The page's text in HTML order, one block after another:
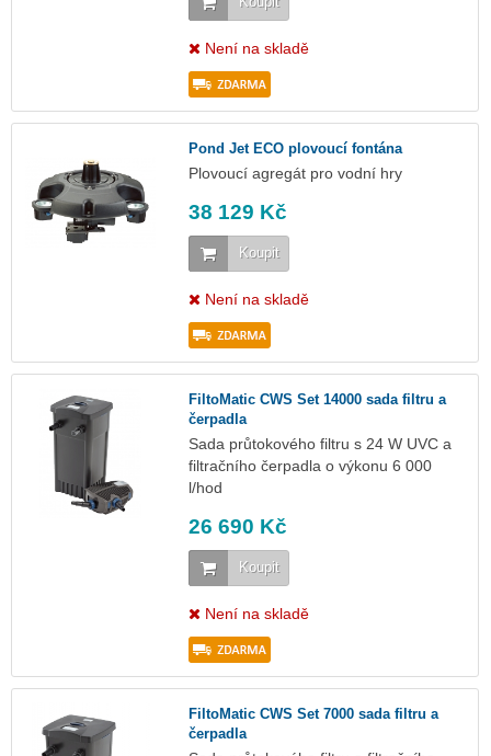
Není na skladě
Pond Jet ECO plovoucí fontána
Plovoucí agregát pro vodní hry
38 129 Kč
Koupit
Není na skladě
FiltoMatic CWS Set 14000 sada filtru a
čerpadla
Sada průtokového filtru s 24 W UVC a
filtračního čerpadla o výkonu 6 000
l/hod
26 690 Kč
Koupit
Není na skladě
FiltoMatic CWS Set 7000 sada filtru a
čerpadla